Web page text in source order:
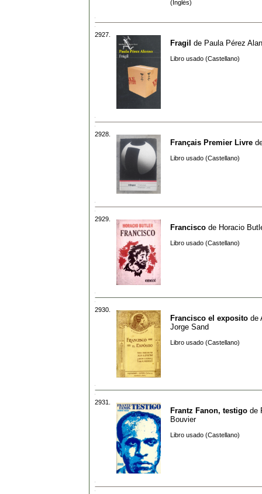
(Inglés)
2927.
Fragil de Paula Pérez
Libro usado (Castellano)
2928.
Français Premier Livre
Libro usado (Castellano)
2929.
Francisco de Horacio
Libro usado (Castellano)
2930.
Francisco el exposito de
Jorge Sand
Libro usado (Castellano)
2931.
Frantz Fanon, testigo de
Bouvier
Libro usado (Castellano)